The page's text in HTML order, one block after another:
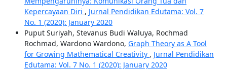
Kepercayaan Diri , Jurnal Pendidikan Edutama: Vol. 7
No. 1 (2020): January 2020
Puput Suriyah, Stevanus Budi Waluya, Rochmad
Rochmad, Wardono Wardono, Graph Theory as A Tool
for Growing Mathematical Creativity , Jurnal Pendidikan
Edutama: Vol. 7 No. 1 (2020): January 2020